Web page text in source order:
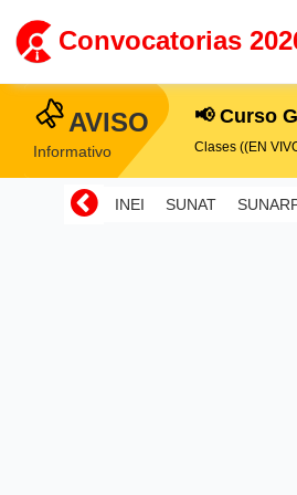
Convocatorias
AVISO
Informativo
📢 Curso
Clases ((EN
INEI SUNAT